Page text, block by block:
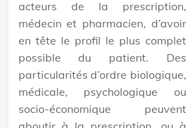
acteurs de la prescription,
médecin et pharmacien, d’avoir
en tête le profil le plus complet
possible du patient. Des
particularités d’ordre biologique,
médicale, psychologique ou
socio-économique peuvent